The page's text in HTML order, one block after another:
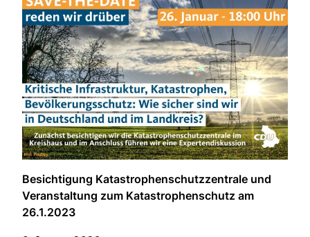
Besichtigung Katastrophenschutzzentrale und
Veranstaltung zum Katastrophenschutz am
26.1.2023